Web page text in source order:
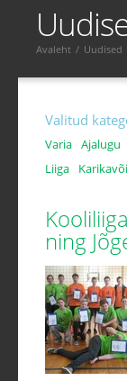
Valitud
Varia Ajalugu
Liiga
ning
Avaleht / Uudised